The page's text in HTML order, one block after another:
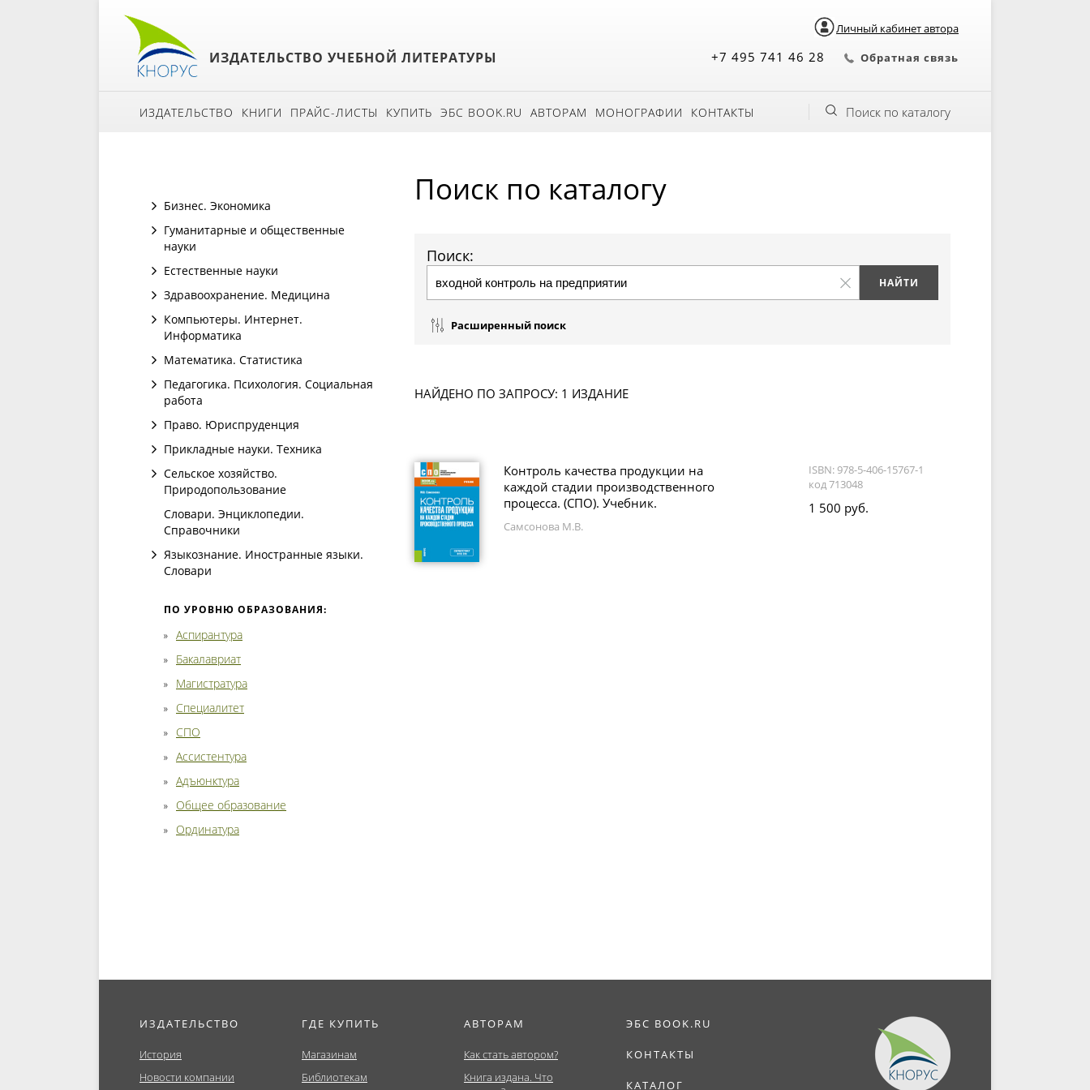
Личный кабинет автора
ИЗДАТЕЛЬСТВО УЧЕБНОЙ ЛИТЕРАТУРЫ +7 495 741 46 28 Обратная связь
ИЗДАТЕЛЬСТВО КНИГИ ПРАЙС-ЛИСТЫ КУПИТЬ ЭБС BOOK.RU АВТОРАМ МОНОГРАФИИ КОНТАКТЫ Поиск по каталогу
Бизнес. Экономика
Гуманитарные и общественные
науки
Естественные науки
Здравоохранение. Медицина
Компьютеры. Интернет.
Информатика
Математика. Статистика
Педагогика. Психология. Социальная
работа
Право. Юриспруденция
Прикладные науки. Техника
Сельское хозяйство.
Природопользование
Словари. Энциклопедии.
Справочники
Языкознание. Иностранные языки.
Словари
ПО УРОВНЮ ОБРАЗОВАНИЯ:
Аспирантура
Бакалавриат
Магистратура
Специалитет
СПО
Ассистентура
Адъюнктура
Общее образование
Ординатура
Поиск по каталогу
Поиск:
Расширенный поиск
НАЙДЕНО ПО ЗАПРОСУ: 1 ИЗДАНИЕ
Контроль качества продукции на
каждой стадии производственного
процесса. (СПО). Учебник.
Самсонова М.В.
ISBN: 978-5-406-15767-1
код 713048
1 500 руб.
ИЗДАТЕЛЬСТВО
История
Новости компании
ГДЕ КУПИТЬ
Магазинам
Библиотекам
АВТОРАМ
Как стать автором?
Книга издана. Что
ЭБС BOOK.RU
КОНТАКТЫ
КАТАЛОГ